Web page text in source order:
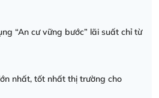
“An cư vững bước” lãi suất chỉ từ
nhất, tốt nhất thị trường cho